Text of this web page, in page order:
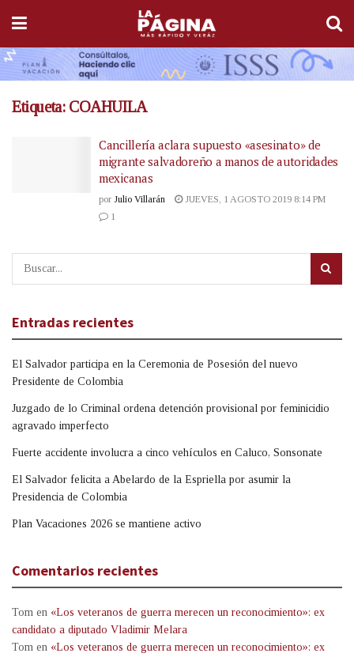
Etiqueta: COAHUILA
Cancillería aclara supuesto «asesinato» de
migrante salvadoreño a manos de autoridades
mexicanas
por Julio Villarán
JUEVES, 1 AGOSTO 2019 8:14 PM
1
Entradas recientes
El Salvador participa en la Ceremonia de Posesión del nuevo
Presidente de Colombia
Juzgado de lo Criminal ordena detención provisional por feminicidio
agravado imperfecto
Fuerte accidente involucra a cinco vehículos en Caluco, Sonsonate
El Salvador felicita a Abelardo de la Espriella por asumir la
Presidencia de Colombia
Plan Vacaciones 2026 se mantiene activo
Comentarios recientes
Tom en «Los veteranos de guerra merecen un reconocimiento»: ex
candidato a diputado Vladimir Melara
Tom en «Los veteranos de guerra merecen un reconocimiento»: ex